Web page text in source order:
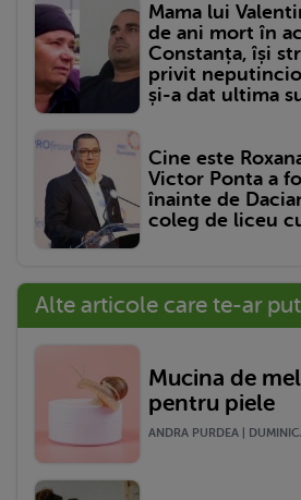
Mama lui
de ani mort în
Constanța, își
privit
și-a dat ultima
Cine este
Victor Ponta a
înainte de
coleg de liceu
Alte articole care te-ar
Mucina de
pentru piele
ANDRA PURDEA |